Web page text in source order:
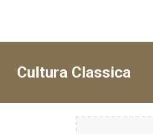
Cultura Classica